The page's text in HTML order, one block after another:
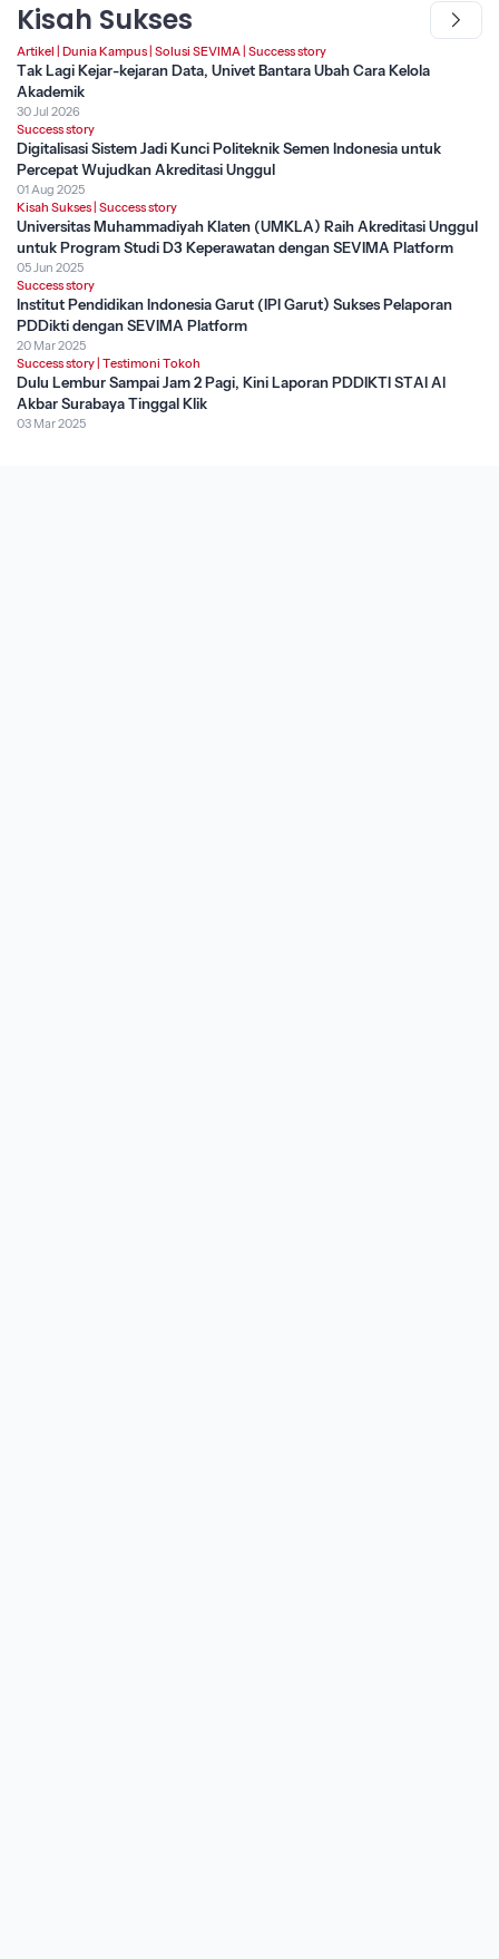
Kisah Sukses
Artikel Dunia Kampus Solusi SEVIMA Success story
Tak Lagi Kejar-kejaran Data, Univet Bantara Ubah Cara Kelola
Akademik
30 Jul 2026
Success story
Digitalisasi Sistem Jadi Kunci Politeknik Semen Indonesia untuk
Percepat Wujudkan Akreditasi Unggul
01 Aug 2025
Kisah Sukses Success story
Universitas Muhammadiyah Klaten (UMKLA) Raih Akreditasi Unggul
untuk Program Studi D3 Keperawatan dengan SEVIMA Platform
05 Jun 2025
Success story
Institut Pendidikan Indonesia Garut (IPI Garut) Sukses Pelaporan
PDDikti dengan SEVIMA Platform
20 Mar 2025
Success story Testimoni Tokoh
Dulu Lembur Sampai Jam 2 Pagi, Kini Laporan PDDIKTI STAI Al
Akbar Surabaya Tinggal Klik
03 Mar 2025